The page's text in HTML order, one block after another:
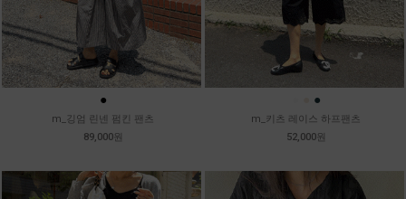
●
m_깅엄 린넨 펌킨 팬츠
89,000원
●
m_키츠 레이스 하프팬츠
52,000원